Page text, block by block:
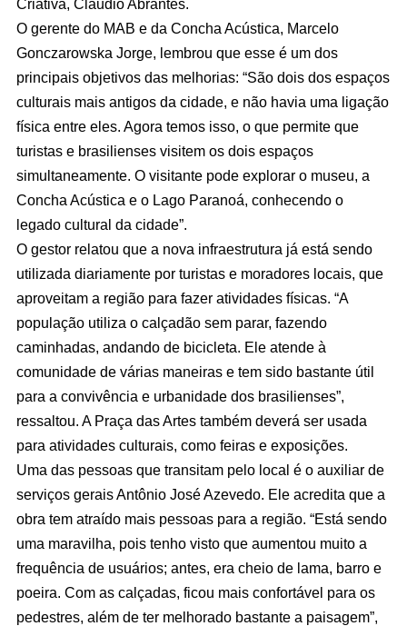
Criativa, Cláudio Abrantes.
O gerente do MAB e da Concha Acústica, Marcelo
Gonczarowska Jorge, lembrou que esse é um dos
principais objetivos das melhorias: “São dois dos espaços
culturais mais antigos da cidade, e não havia uma ligação
física entre eles. Agora temos isso, o que permite que
turistas e brasilienses visitem os dois espaços
simultaneamente. O visitante pode explorar o museu, a
Concha Acústica e o Lago Paranoá, conhecendo o
legado cultural da cidade”.
O gestor relatou que a nova infraestrutura já está sendo
utilizada diariamente por turistas e moradores locais, que
aproveitam a região para fazer atividades físicas. “A
população utiliza o calçadão sem parar, fazendo
caminhadas, andando de bicicleta. Ele atende à
comunidade de várias maneiras e tem sido bastante útil
para a convivência e urbanidade dos brasilienses”,
ressaltou. A Praça das Artes também deverá ser usada
para atividades culturais, como feiras e exposições.
Uma das pessoas que transitam pelo local é o auxiliar de
serviços gerais Antônio José Azevedo. Ele acredita que a
obra tem atraído mais pessoas para a região. “Está sendo
uma maravilha, pois tenho visto que aumentou muito a
frequência de usuários; antes, era cheio de lama, barro e
poeira. Com as calçadas, ficou mais confortável para os
pedestres, além de ter melhorado bastante a paisagem”,